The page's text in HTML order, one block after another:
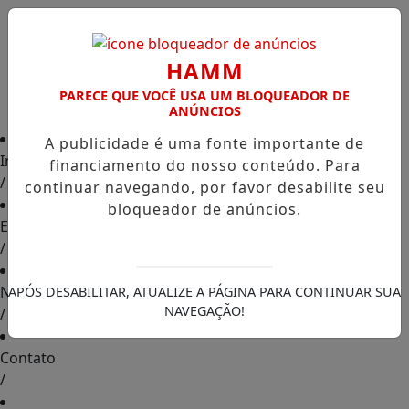
Início
/
Edições
/
Notícias
/
Contato
/
HAMM
PARECE QUE VOCÊ USA UM BLOQUEADOR DE
ANÚNCIOS
A publicidade é uma fonte importante de
financiamento do nosso conteúdo. Para
continuar navegando, por favor desabilite seu
bloqueador de anúncios.
APÓS DESABILITAR, ATUALIZE A PÁGINA PARA CONTINUAR SUA
NAVEGAÇÃO!